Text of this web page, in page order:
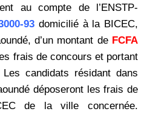
au compte de l’ENSTP-
93 domicilié à la BICEC,
d’un montant de FCFA
frais de concours et portant
candidats résidant dans
déposeront les frais de
de la ville concernée.